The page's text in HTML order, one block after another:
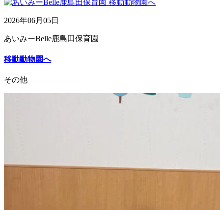
2026年06月05日
あいみーBelle鹿島田保育園
移動動物園へ
その他